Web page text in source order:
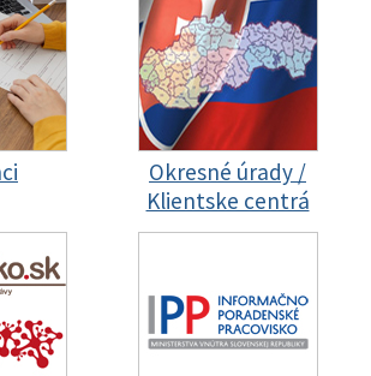
Okresné úrady /
Klientske centrá